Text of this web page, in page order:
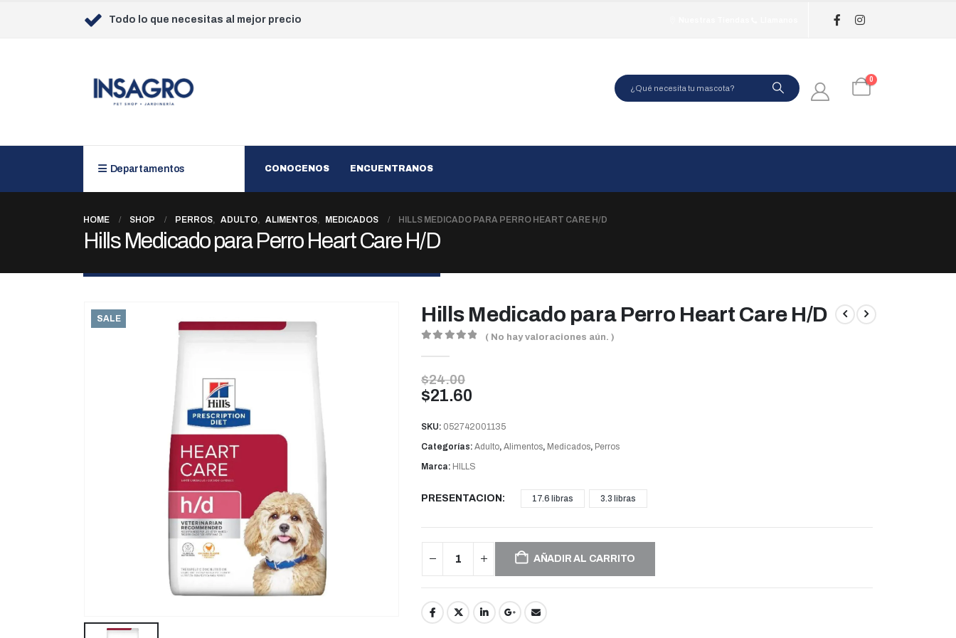
Todo lo que necesitas al mejor precio
0
Departamentos CONOCENOS ENCUENTRANOS
HOME SHOP PERROS, ADULTO, ALIMENTOS, MEDICADOS HILLS MEDICADO PARA PERRO HEART CARE H/D
Hills Medicado para Perro Heart Care H/D
SALE Hills Medicado para Perro Heart Care H/D
( No hay valoraciones aún. )
$24.00
$21.60
SKU: 052742001135
Categorías: Adulto, Alimentos, Medicados, Perros
Marca: HILLS
PRESENTACION 17.6 libras 3.3 libras
AÑADIR AL CARRITO